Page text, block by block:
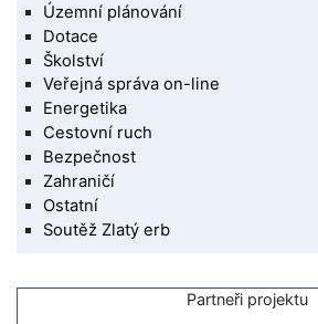
Územní plánování
Dotace
Školství
Veřejná správa on-line
Energetika
Cestovní ruch
Bezpečnost
Zahraničí
Ostatní
Soutěž Zlatý erb
Partneři projektu